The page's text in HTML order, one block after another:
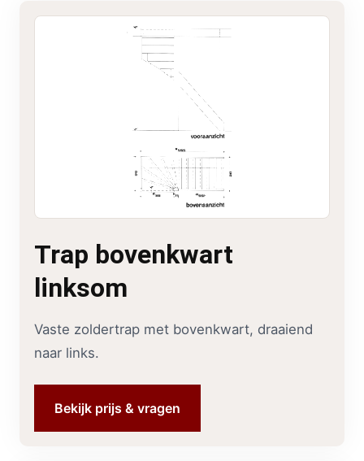
Trap bovenkwart
linksom
Vaste zoldertrap met bovenkwart, draaiend
naar links.
Bekijk prijs & vragen